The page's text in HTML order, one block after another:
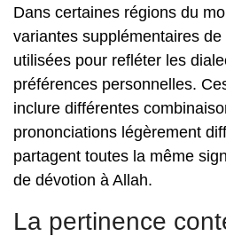
Dans certaines régions du
variantes supplémentaires
utilisées pour refléter les
préférences personnelles.
inclure différentes
prononciations légèrement
partagent toutes la même
de dévotion à Allah.
La pertinence